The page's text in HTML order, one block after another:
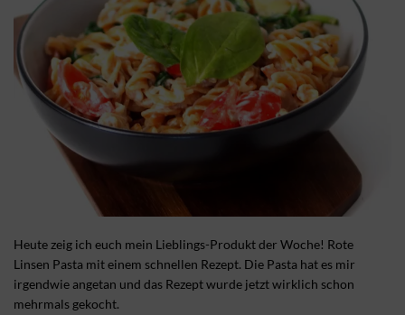
Heute zeig ich euch mein Lieblings-Produkt der Woche! Rote
Linsen Pasta mit einem schnellen Rezept. Die Pasta hat es mir
irgendwie angetan und das Rezept wurde jetzt wirklich schon
mehrmals gekocht.